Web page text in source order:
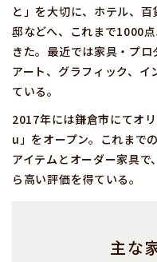
と」を大切に、ホテル、
邸などへ、これまで1000
きた。最近では家具・プロ
アート、グラフィック、
ている。
2017年には鎌倉市にてオ
u」をオープン。これまで
アイテムとオーダー家具
ら高い評価を得ている。
主な